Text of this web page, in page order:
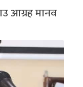
आग्रह मानव